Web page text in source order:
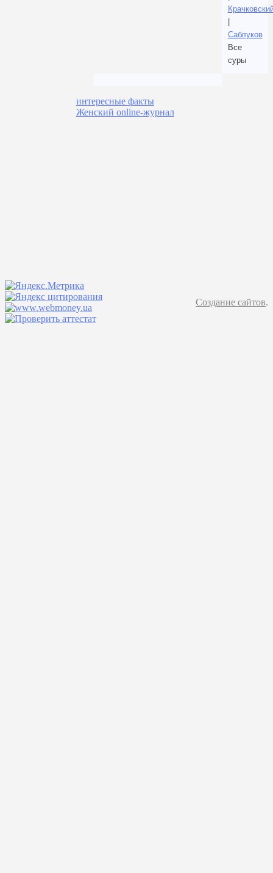
Саблуков
Все
суры
интересные факты
Женский online-журнал
Создание сайтов.